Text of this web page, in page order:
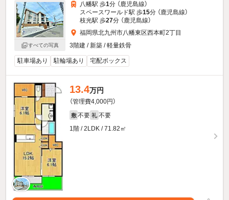
すべての写真
八幡駅 歩1分 （鹿児島線）
スペースワールド駅 歩15分 （鹿児島線）
枝光駅 歩27分 （鹿児島線）
福岡県北九州市八幡東区西本町2丁目
3階建 / 新築 / 軽量鉄骨
駐車場あり 駐輪場あり 宅配ボックス
13.4万円
（管理費4,000円）
敷 不要 礼 不要
1階 / 2LDK / 71.82㎡